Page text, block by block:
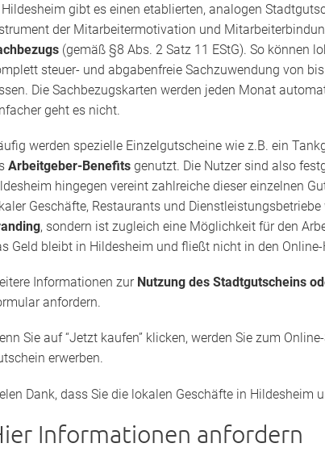
Hildesheim gibt es einen etablierten, analogen
der Mitarbeitermotivation und
(gemäß §8 Abs. 2 Satz 11 EStG). So können
steuer- und abgabenfreie Sachzuwendung von
Die Sachbezugskarten werden jeden Monat
geht es nicht.
werden spezielle Einzelgutscheine wie z.B. ein
Arbeitgeber-Benefits genutzt. Die Nutzer sind also
hingegen vereint zahlreiche dieser einzelnen
Geschäfte, Restaurants und
, sondern ist zugleich eine Möglichkeit für den
Geld bleibt in Hildesheim und fließt nicht in den Online-
Informationen zur Nutzung des Stadtgutscheins
anfordern.
Sie auf “Jetzt kaufen” klicken, werden Sie zum
erwerben.
Dank, dass Sie die lokalen Geschäfte in Hildesheim
Informationen anfordern